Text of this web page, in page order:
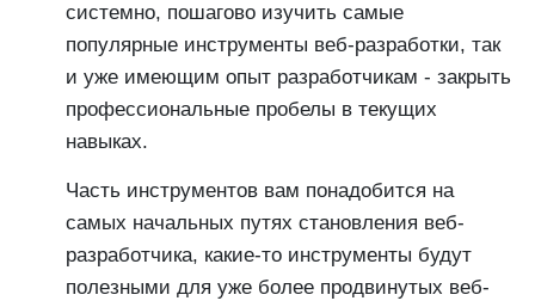
системно, пошагово изучить самые
популярные инструменты веб-разработки, так
и уже имеющим опыт разработчикам - закрыть
профессиональные пробелы в текущих
навыках.
Часть инструментов вам понадобится на
самых начальных путях становления веб-
разработчика, какие-то инструменты будут
полезными для уже более продвинутых веб-